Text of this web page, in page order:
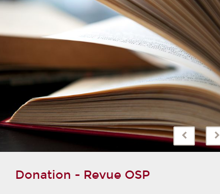
Donation - Revue OSP